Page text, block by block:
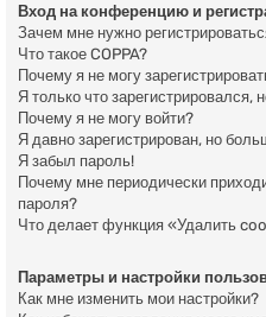
Вход на конференцию и
Зачем мне нужно
Что такое COPPA?
Почему я не могу
Я только что зарегистрировался,
Почему я не могу войти?
Я давно зарегистрирован, но
Я забыл пароль!
Почему мне периодически
пароля?
Что делает функция «Удалить
Параметры и настройки
Как мне изменить мои настройки?